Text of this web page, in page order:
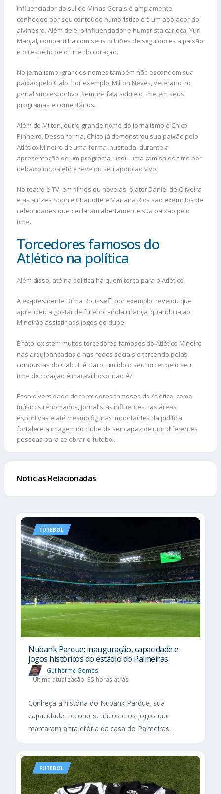
influenciador do sul de Minas Gerais é amplamente
conhecido por seu conteúdo humorístico e é um apoiador do
alvinegro. Além dele, o influenciador e humorista carioca, Yuri
Marçal, compartilha com seus milhões de seguidores a paixão
e o respeito pelo time do coração.
No jornalismo, grandes nomes também não escondem sua
paixão pelo Galo. Por exemplo, Milton Neves, veterano no
jornalismo esportivo, sempre fala sobre o time em seus
programas e comentários.
Além de Milton, outro grande nome do jornalismo é Chico
Pinheiro. Dessa forma, Chico já demonstrou sua paixão pelo
Atlético Mineiro de uma forma inusitada: durante a
apresentação de um programa, usou uma camisa do time por
debaixo do paletó e revelou seu apoio ao vivo.
No teatro e TV, em filmes ou novelas, o ator Daniel de Oliveira
e as atrizes Sophie Charlotte e Mariana Rios são exemplos de
celebridades que declaram abertamente sua paixão pelo
time.
Torcedores famosos do
Atlético na política
Além disso, até na política há quem torça para o Atlético.
A ex-presidente Dilma Rousseff, por exemplo, revelou que
aprendeu a gostar de futebol ainda criança, quando ia ao
Mineirão assistir aos jogos do clube.
É fato: existem muitos torcedores famosos do Atlético Mineiro
nas arquibancadas e nas redes sociais e torcendo pelas
conquistas do Galo. E é claro, um ídolo seu torcer pelo seu
time de coração é maravilhoso, não é?
Essa diversidade de torcedores famosos do Atlético, como
músicos renomados, jornalistas influentes nas áreas
esportivas e até mesmo figuras importantes da política
fortalece a imagem do clube de ser capaz de unir diferentes
pessoas para celebrar o futebol.
Notícias Relacionadas
FUTEBOL
Nubank Parque: inauguração, capacidade e
jogos históricos do estádio do Palmeiras
Guilherme Gomes
Última atualização: 35 horas atrás
Conheça a história do Nubank Parque, sua
capacidade, recordes, títulos e os jogos que
marcaram a trajetória da casa do Palmeiras.
FUTEBOL